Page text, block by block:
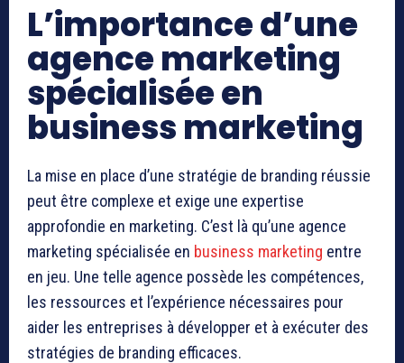
L’importance d’une
agence marketing
spécialisée en
business marketing
La mise en place d’une stratégie de branding réussie
peut être complexe et exige une expertise
approfondie en marketing. C’est là qu’une agence
marketing spécialisée en business marketing entre
en jeu. Une telle agence possède les compétences,
les ressources et l’expérience nécessaires pour
aider les entreprises à développer et à exécuter des
stratégies de branding efficaces.